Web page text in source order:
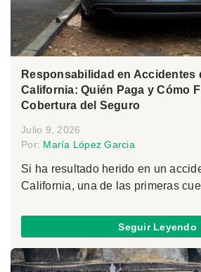
Responsabilidad en Accidentes
California: Quién Paga y Cómo
Cobertura del Seguro
Julio 9, 2026
Por: María López Garcia
Si ha resultado herido en un
California, una de las primeras
Seguir Leyendo